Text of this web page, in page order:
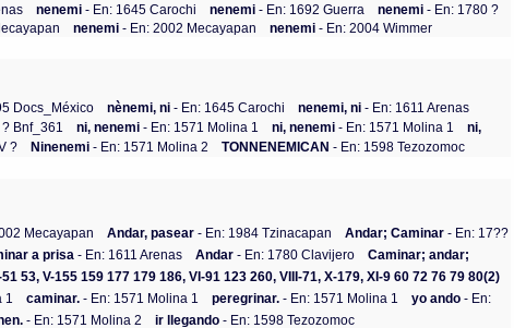
nenemi- En: 1645 Carochi nenemi- En: 1692 Guerra nenemi- En: 1780 ?
nenemi- En: 2002 Mecayapan nenemi- En: 2004 Wimmer
Docs_México nènemi, ni - En: 1645 Carochi nenemi, ni - En: 1611 Arenas
Bnf_361 ni, nenemi - En: 1571 Molina 1 ni, nenemi - En: 1571 Molina 1
ni,
? Ninenemi - En: 1571 Molina 2 TONNENEMICAN - En: 1598 Tezozomoc
Mecayapan Andar, pasear - En: 1984 Tzinacapan Andar; Caminar - En: 17??
a prisa - En: 1611 Arenas Andar - En: 1780 Clavijero
Caminar; andar;
51 53, V-155 159 177 179 186, VI-91 123 260, VIII-71, X-179, XI-9 60 72 76 79 80(2)
1 caminar. - En: 1571 Molina 1 peregrinar. - En: 1571 Molina 1 yo ando - En:
- En: 1571 Molina 2 ir llegando - En: 1598 Tezozomoc